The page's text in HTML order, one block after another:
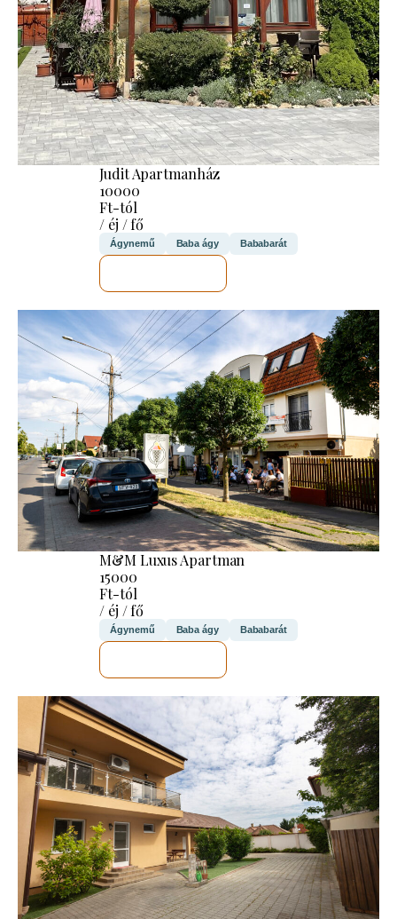
Judit Apartmanház
10000
Ft-tól
/ éj / fő
Ágynemű Baba ágy Bababarát
M&M Luxus Apartman
15000
Ft-tól
/ éj / fő
Ágynemű Baba ágy Bababarát